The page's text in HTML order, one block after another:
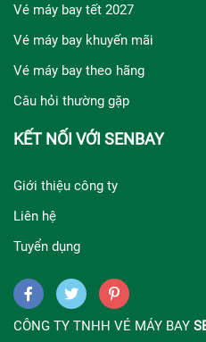
Vé máy bay tết 2027
Vé máy bay khuyến mãi
Vé máy bay theo hãng
Câu hỏi thường gặp
KẾT NỐI VỚI SENBAY
Giới thiệu công ty
Liên hệ
Tuyển dụng
CÔNG TY TNHH VÉ MÁY BAY